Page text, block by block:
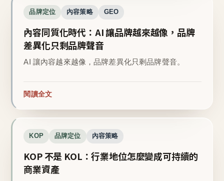
品牌定位 內容策略 GEO
內容同質化時代：AI 讓品牌越來越像，品牌
差異化只剩品牌聲音
AI 讓內容越來越像，品牌差異化只剩品牌聲音。
閱讀全文
KOP 品牌定位 內容策略
KOP 不是 KOL：行業地位怎麼變成可持續的
商業資產